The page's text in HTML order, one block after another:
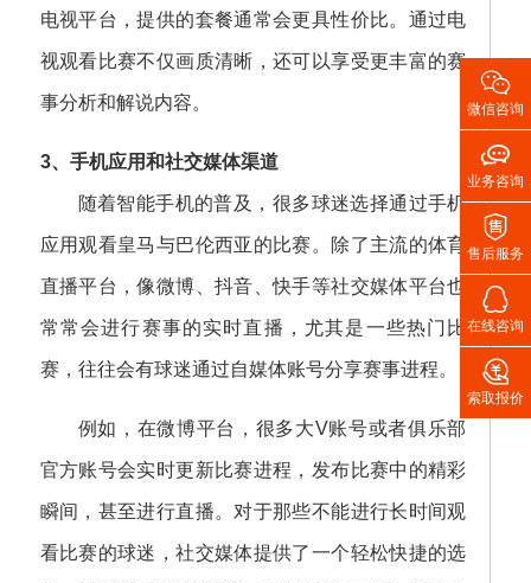
电视平台，提供的套餐通常会更具性价比。通过电
视观看比赛不仅画质清晰，还可以享受更丰富的赛
事分析和解说内容。
3、手机应用和社交媒体渠道
随着智能手机的普及，很多球迷选择通过手机
应用观看皇马与巴伦西亚的比赛。除了主流的体育
直播平台，像微博、抖音、快手等社交媒体平台也
常常会进行赛事的实时直播，尤其是一些热门比
赛，往往会有球迷通过自媒体账号分享赛事进程。
例如，在微博平台，很多大V账号或者俱乐部
官方账号会实时更新比赛进程，发布比赛中的精彩
瞬间，甚至进行直播。对于那些不能进行长时间观
看比赛的球迷，社交媒体提供了一个轻松快捷的选

微信咨询

业务咨询

售后服务

在线咨询

索取报价